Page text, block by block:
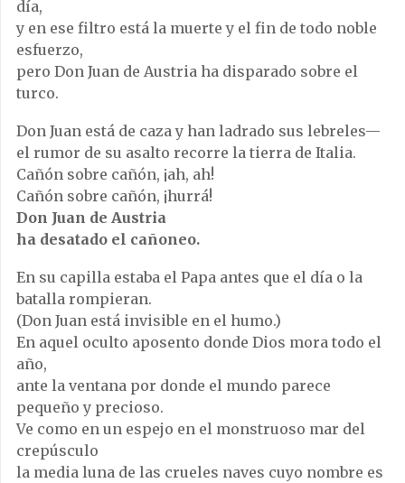
día,
y en ese filtro está la muerte y el fin de todo noble
esfuerzo,
pero Don Juan de Austria ha disparado sobre el
turco.
Don Juan está de caza y han ladrado sus lebreles—
el rumor de su asalto recorre la tierra de Italia.
Cañón sobre cañón, ¡ah, ah!
Cañón sobre cañón, ¡hurrá!
Don Juan de Austria
ha desatado el cañoneo.
En su capilla estaba el Papa antes que el día o la
batalla rompieran.
(Don Juan está invisible en el humo.)
En aquel oculto aposento donde Dios mora todo el
año,
ante la ventana por donde el mundo parece
pequeño y precioso.
Ve como en un espejo en el monstruoso mar del
crepúsculo
la media luna de las crueles naves cuyo nombre es